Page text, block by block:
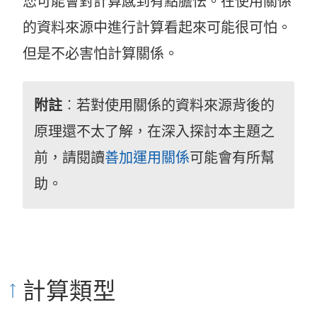
的資料來源中進行計算看起來可能很可怕。
但是不必害怕計算關係。
附註 ︰若對使用關係的資料來源背後的
原理還不太了解，在深入探討本主題之
前，請閱讀善加運用關係可能會有所幫
助。
計算類型